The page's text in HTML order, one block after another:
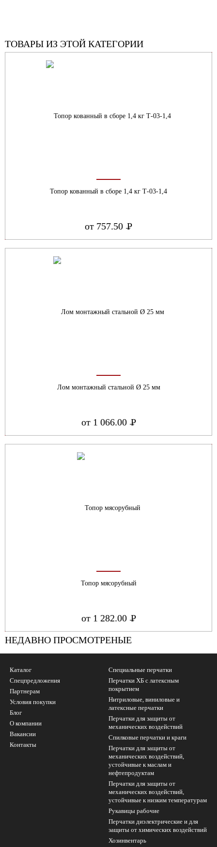
ТОВАРЫ ИЗ ЭТОЙ КАТЕГОРИИ
Топор кованный в сборе 1,4 кг Т-03-1,4
от 757.50 Р
УБ.
Лом монтажный стальной Ø 25 мм
от 1 066.00 Р
УБ.
Топор мясорубный
от 1 282.00 Р
УБ.
НЕДАВНО ПРОСМОТРЕНЫЕ
Каталог
Спецпредложения
Партнерам
Условия покупки
Блог
О компании
Вакансии
Контакты
Специальные перчатки
Перчатки ХБ с латексным
покрытием
Нитриловые, виниловые и
латексные перчатки
Перчатки для защиты от
механических воздействий
Cпилковые перчатки и краги
Перчатки для защиты от
механических воздействий,
устойчивые к маслам и
нефтепродуктам
Перчатки для защиты от
механических воздействий,
устойчивые к низким температурам
Рукавицы рабочие
Перчатки диэлектрические и для
защиты от химических воздействий
Хозинвентарь